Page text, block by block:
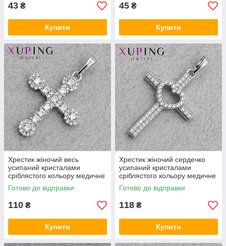
43 ₴
Купити
45 ₴
Купити
Хрестик жіночий весь
усипаний кристалами
сріблястого кольору медичне
золото 18 К розмір виробу
35х20 мм
Готово до відправки
110 ₴
Купити
Хрестик жіночий сердечко
усипаний кристалами
сріблястого кольору медичне
золото 18 К розмір виробу
35х20 мм
Готово до відправки
118 ₴
Купити